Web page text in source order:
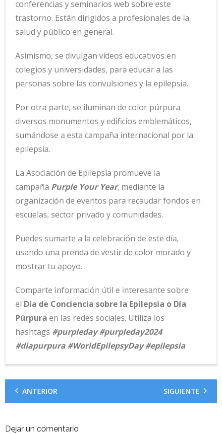
conferencias y seminarios web sobre este
trastorno. Están dirigidos a profesionales de la
salud y público en general.
Asimismo, se divulgan videos educativos en
colegios y universidades, para educar a las
personas sobre las convulsiones y la epilepsia.
Por otra parte, se iluminan de color púrpura
diversos monumentos y edificios emblemáticos,
sumándose a esta campaña internacional por la
epilepsia.
La Asociación de Epilepsia promueve la
campaña Purple Your Year, mediante la
organización de eventos para recaudar fondos en
escuelas, sector privado y comunidades.
Puedes sumarte a la celebración de este día,
usando una prenda de vestir de color morado y
mostrar tu apoyo.
Comparte información útil e interesante sobre
el Día de Conciencia sobre la Epilepsia o Día
Púrpura en las redes sociales. Utiliza los
hashtags #purpleday #purpleday2024
#diapurpura #WorldEpilepsyDay #epilepsia
ANTERIOR SIGUIENTE
Dejar un comentario